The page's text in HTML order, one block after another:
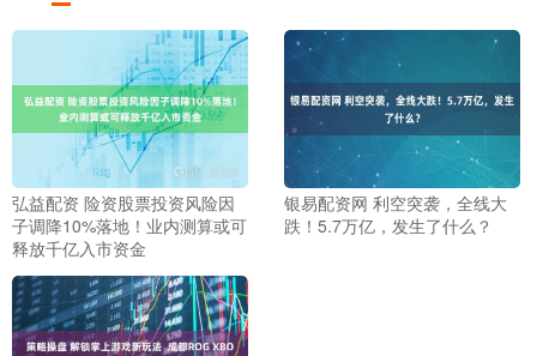
弘益配资 险资股票投资风险因
子调降10%落地！业内测算或可
释放千亿入市资金
银易配资网 利空突袭，全线大
跌！5.7万亿，发生了什么？